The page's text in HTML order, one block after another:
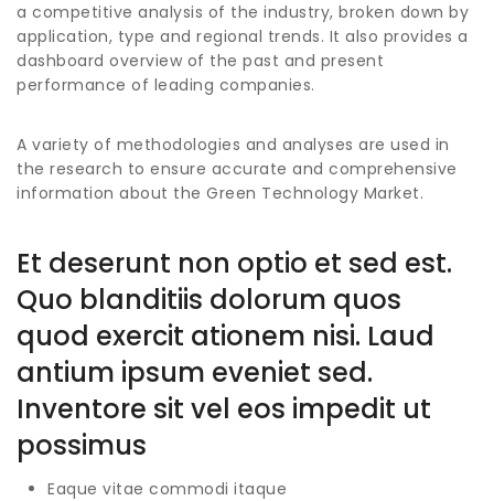
a competitive analysis of the industry, broken down by
application, type and regional trends. It also provides a
dashboard overview of the past and present
performance of leading companies.
A variety of methodologies and analyses are used in
the research to ensure accurate and comprehensive
information about the Green Technology Market.
Et deserunt non optio et sed est.
Quo blanditiis dolorum quos
quod exercit ationem nisi. Laud
antium ipsum eveniet sed.
Inventore sit vel eos impedit ut
possimus
Eaque vitae commodi itaque